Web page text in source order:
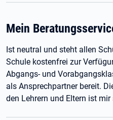
Mein
Ist neutral und steht allen
Schule kostenfrei zur
Abgangs- und
als Ansprechpartner bereit.
den Lehrern und Eltern ist